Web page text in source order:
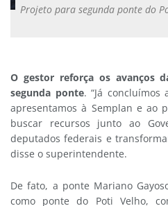
Projeto para segunda ponte do
O gestor reforça os avanços
segunda ponte. “Já
apresentamos à Semplan e ao
buscar recursos junto ao
deputados federais e
disse o superintendente.
De fato, a ponte Mariano
como ponte do Poti Velho,